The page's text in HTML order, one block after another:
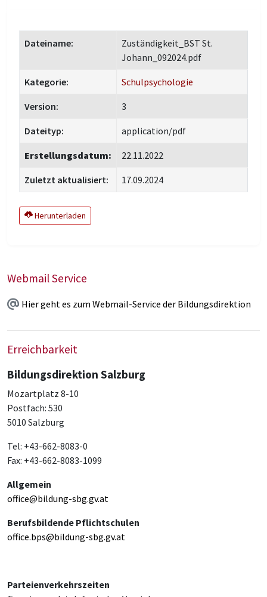
Dateiname:
Zuständigkeit_BST St.
Johann_092024.pdf
Kategorie: Schulpsychologie
Version: 3
Dateityp: application/pdf
Erstellungsdatum: 22.11.2022
Zuletzt aktualisiert: 17.09.2024
Herunterladen
Webmail Service
Hier geht es zum Webmail-Service der Bildungsdirektion
Erreichbarkeit
Bildungsdirektion Salzburg
Mozartplatz 8-10
Postfach: 530
5010 Salzburg
Tel: +43-662-8083-0
Fax: +43-662-8083-1099
Allgemein
office@bildung-sbg.gv.at
Berufsbildende Pflichtschulen
office.bps@bildung-sbg.gv.at
Parteienverkehrszeiten